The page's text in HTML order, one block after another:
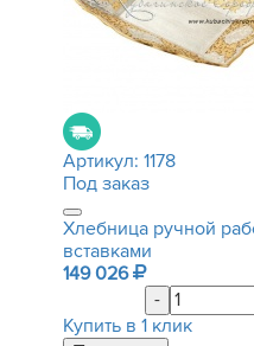
Артикул: 1178
Под заказ
Хлебница ручной
вставками
149 026
-
Купить в 1 клик